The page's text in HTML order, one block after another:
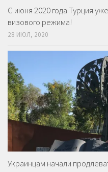
С июня 2020 года Турция
визового режима!
28 ИЮЛ, 2020
Украинцам начали